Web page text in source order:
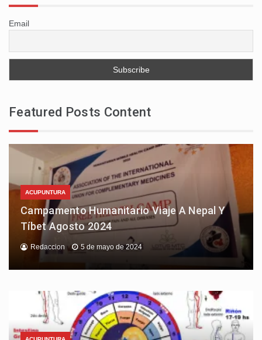
Email
Featured Posts Content
ACUPUNTURA
Campamento Humanitario Viaje A Nepal Y
Tíbet Agosto 2024
Redaccion 5 de mayo de 2024